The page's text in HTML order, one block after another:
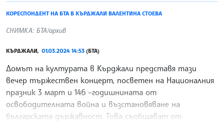
КОРЕСПОНДЕНТ НА БТА В КЪРДЖАЛИ ВАЛЕНТИНА СТОЕВА
СНИМКА: БТА/архив
КЪРДЖАЛИ, 01.03.2024 14:53 (БТА)
Домът на културата в Кърджали представя тази
вечер тържествен концерт, посветен на Националния
празник 3 март и 146 –годишнината от
освободителната война и възстановяване на
българската държавност. Това съобщават от